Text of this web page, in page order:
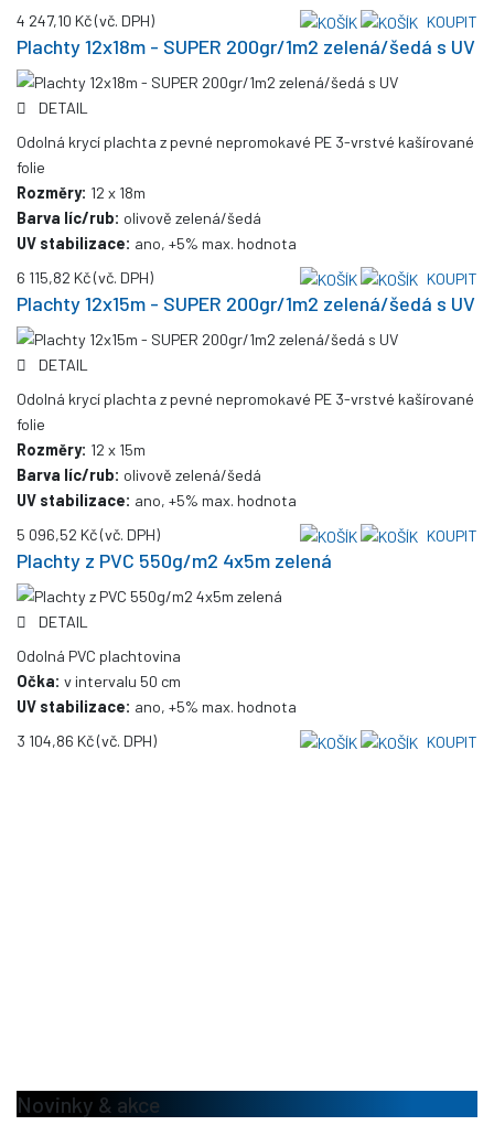
4 247,10 Kč(vč. DPH) KOUPIT
Plachty 12x18m - SUPER 200gr/1m2 zelená/šedá s UV
DETAIL
Odolná krycí plachta z pevné nepromokavé PE 3-vrstvé kašírované
folie
Rozměry: 12 x 18m
Barva líc/rub: olivově zelená/šedá
UV stabilizace: ano, +5% max. hodnota
6 115,82 Kč(vč. DPH) KOUPIT
Plachty 12x15m - SUPER 200gr/1m2 zelená/šedá s UV
DETAIL
Odolná krycí plachta z pevné nepromokavé PE 3-vrstvé kašírované
folie
Rozměry: 12 x 15m
Barva líc/rub: olivově zelená/šedá
UV stabilizace: ano, +5% max. hodnota
5 096,52 Kč(vč. DPH) KOUPIT
Plachty z PVC 550g/m2 4x5m zelená
DETAIL
Odolná PVC plachtovina
Očka: v intervalu 50 cm
UV stabilizace: ano, +5% max. hodnota
3 104,86 Kč(vč. DPH) KOUPIT
Novinky & akce